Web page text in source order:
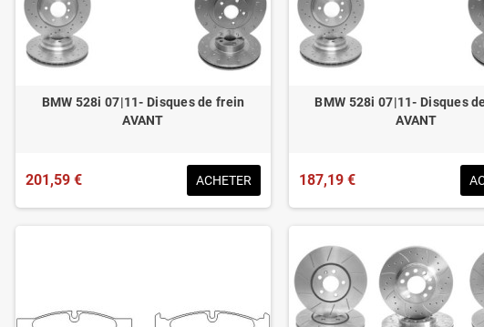
BMW 528i 07|11- Disques de frein
AVANT
201,59 € ACHETER
BMW 528i 07|11- Disques
AVANT
187,19 €